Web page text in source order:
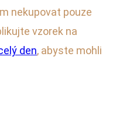
nekupovat pouze
vzorek na
den, abyste mohli